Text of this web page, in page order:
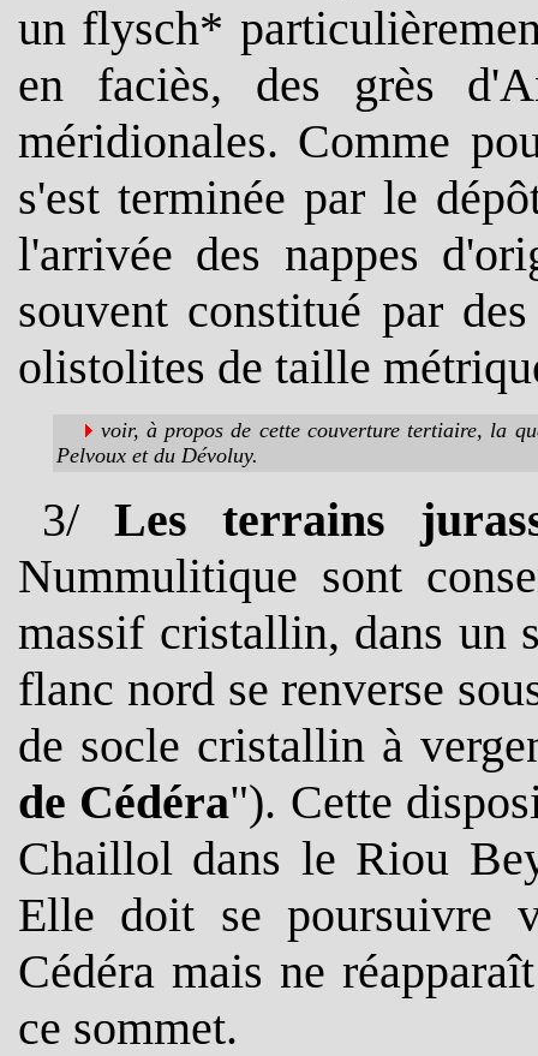
un flysch*
en faciès, des grès
méridionales. Comme
s'est terminée par le
l'arrivée des nappes
souvent constitué par
olistolites de taille
voir, à propos de cette couverture tertiaire, la
Pelvoux et du Dévoluy.
3/ Les terrains
Nummulitique sont
massif cristallin, dans un
flanc nord se renverse
de socle cristallin à
de Cédéra"). Cette
Chaillol dans le Riou
Elle doit se poursuivre
Cédéra mais ne
ce sommet.